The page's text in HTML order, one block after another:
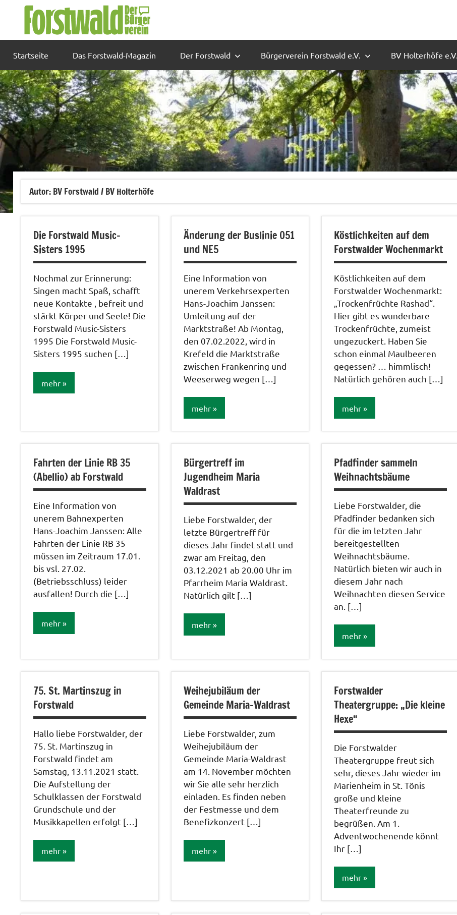
Startseite Das Forstwald-Magazin Der Forstwald Bürgerverein Forstwald e.V. BV Holterhöfe e.V.
Autor: BV Forstwald / BV Holterhöfe
Die Forstwald Music-
Sisters 1995
Nochmal zur Erinnerung:
Singen macht Spaß, schafft
neue Kontakte , befreit und
stärkt Körper und Seele! Die
Forstwald Music-Sisters
1995 Die Forstwald Music-
Sisters 1995 suchen […]
mehr
Vereine
Änderung der Buslinie 051
und NE5
Eine Information von
unerem Verkehrsexperten
Hans-Joachim Janssen:
Umleitung auf der
Marktstraße! Ab Montag,
den 07.02.2022, wird in
Krefeld die Marktstraße
zwischen Frankenring und
Weeserweg wegen […]
mehr
Bahn
Köstlichkeiten auf dem
Forstwalder Wochenmarkt
Köstlichkeiten auf dem
Forstwalder Wochenmarkt:
„Trockenfrüchte Rashad“.
Hier gibt es wunderbare
Trockenfrüchte, zumeist
ungezuckert. Haben Sie
schon einmal Maulbeeren
gegessen? … himmlisch!
Natürlich gehören auch […]
mehr
Fahrten der Linie RB 35
(Abellio) ab Forstwald
Eine Information von
unerem Bahnexperten
Hans-Joachim Janssen: Alle
Fahrten der Linie RB 35
müssen im Zeitraum 17.01.
bis vsl. 27.02.
(Betriebsschluss) leider
ausfallen! Durch die […]
mehr
Bürgertreff im
Jugendheim Maria
Waldrast
Liebe Forstwalder, der
letzte Bürgertreff für
dieses Jahr findet statt und
zwar am Freitag, den
03.12.2021 ab 20.00 Uhr im
Pfarrheim Maria Waldrast.
Natürlich gilt […]
mehr
Pfadfinder sammeln
Weihnachtsbäume
Liebe Forstwalder, die
Pfadfinder bedanken sich
für die im letzten Jahr
bereitgestellten
Weihnachtsbäume.
Natürlich bieten wir auch in
diesem Jahr nach
Weihnachten diesen Service
an. […]
mehr
Angebote
/Verbesserungen..
75. St. Martinszug in
Forstwald
Hallo liebe Forstwalder, der
75. St. Martinszug in
Forstwald findet am
Samstag, 13.11.2021 statt.
Die Aufstellung der
Schulklassen der Forstwald
Grundschule und der
Musikkapellen erfolgt […]
mehr
Weihejubiläum der
Gemeinde Maria-Waldrast
Liebe Forstwalder, zum
Weihejubiläum der
Gemeinde Maria-Waldrast
am 14. November möchten
wir Sie alle sehr herzlich
einladen. Es finden neben
der Festmesse und dem
Benefizkonzert […]
mehr
Veranstaltungen
Forstwalder
Theatergruppe: „Die kleine
Hexe“
Die Forstwalder
Theatergruppe freut sich
sehr, dieses Jahr wieder im
Marienheim in St. Tönis
große und kleine
Theaterfreunde zu
begrüßen. Am 1.
Adventwochenende könnt
Ihr […]
mehr